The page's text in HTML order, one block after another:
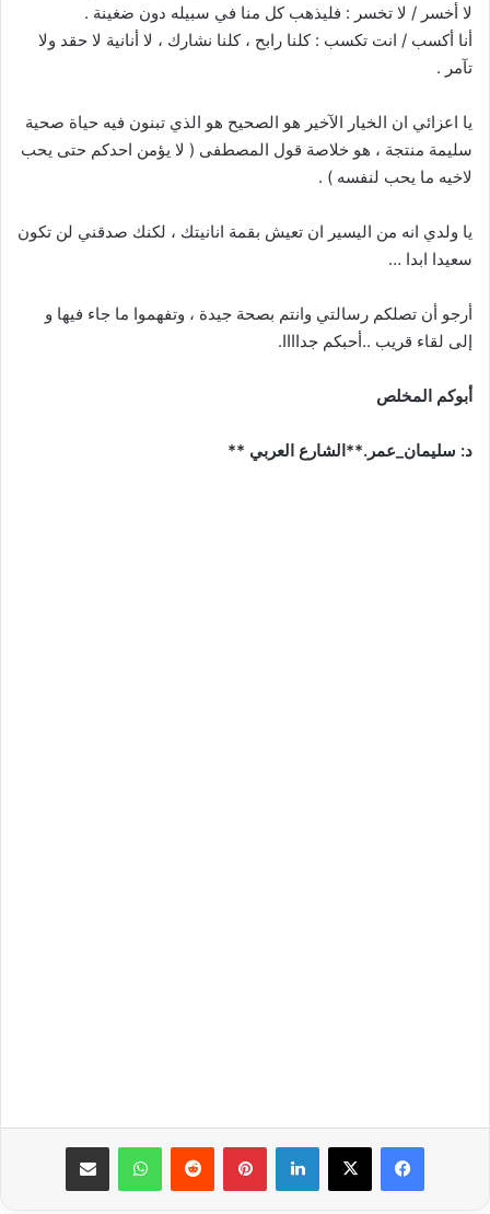
لا أخسر / لا تخسر : فليذهب كل منا في سبيله دون ضغينة .
أنا أكسب / انت تكسب : كلنا رابح ، كلنا نشارك ، لا أنانية لا حقد ولا
تآمر .
يا اعزائي ان الخيار الآخير هو الصحيح هو الذي تبنون فيه حياة صحية
سليمة منتجة ، هو خلاصة قول المصطفى ( لا يؤمن احدكم حتى يحب
لاخيه ما يحب لنفسه ) .
يا ولدي انه من اليسير ان تعيش بقمة انانيتك ، لكنك صدقني لن تكون
سعيدا ابدا …
أرجو أن تصلكم رسالتي وانتم بصحة جيدة ، وتفهموا ما جاء فيها و
إلى لقاء قريب ..أحبكم جداااا.
أبوكم المخلص
د: سليمان_عمر.**الشارع العربي **
فيسبوك ‫X لينكدإن بينتيريست واتساب مشاركة عبر البريد